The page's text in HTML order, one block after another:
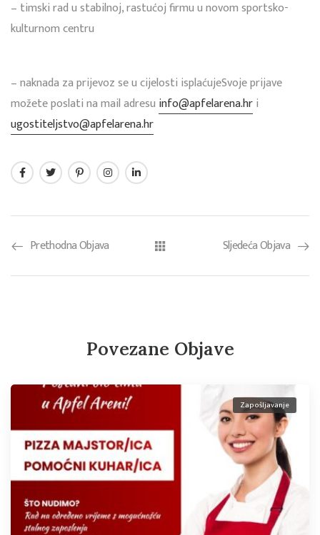
– timski rad u stabilnoj, rastućoj firmu u novom sportsko-
kulturnom centru
– naknada za prijevoz se u cijelosti isplaćujeSvoje prijave
možete poslati na mail adresu info@apfelarena.hri
ugostiteljstvo@apfelarena.hr
Prethodna Objava Sljedeća Objava
Povezane Objave
Zapošljavanje